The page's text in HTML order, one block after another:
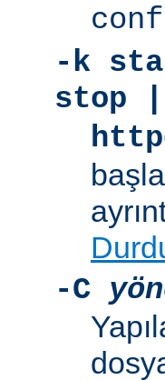
-k
stop
-C